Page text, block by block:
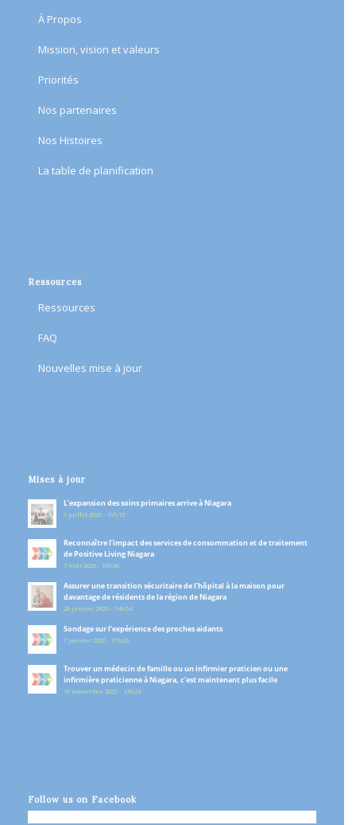
À Propos
Mission, vision et valeurs
Priorités
Nos partenaires
Nos Histoires
​La table de planification​
Ressources
Ressources
FAQ
Nouvelles mise à jour
Mises à jour
L’expansion des soins primaires arrive à Niagara
9 juillet 2026 - 19h15
Reconnaître l’impact des services de consommation et de traitement
de Positive Living Niagara
7 mai 2026 - 16h36
Assurer une transition sécuritaire de l’hôpital à la maison pour
davantage de résidents de la région de Niagara
28 janvier 2026 - 14h54
Sondage sur l’expérience des proches aidants
7 janvier 2026 - 17h26
Trouver un médecin de famille ou un infirmier praticien ou une
infirmière praticienne à Niagara, c’est maintenant plus facile
10 novembre 2025 - 13h23
Follow us on Facebook